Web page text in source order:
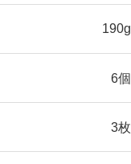
190g
6個
3枚